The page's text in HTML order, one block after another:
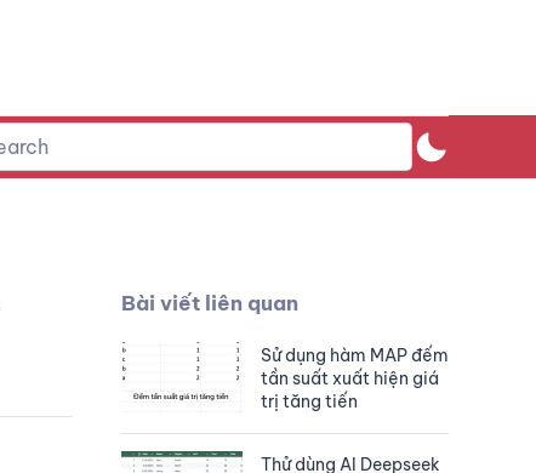
Bài viết liên quan
Sử dụng hàm MAP đếm
tần suất xuất hiện giá
trị tăng tiến
Thử dùng AI Deepseek